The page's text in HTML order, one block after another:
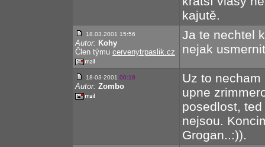
kajutě.
18.03.2001 15:56
Autor: Kohy
Člen týmu cervenytrpaslik.cz
Ja te nechtel
nejak
18-03-2001 00:18
Autor: Zombo
Uz to
upne
posedlost,
nejsou.
Grogan..:)).